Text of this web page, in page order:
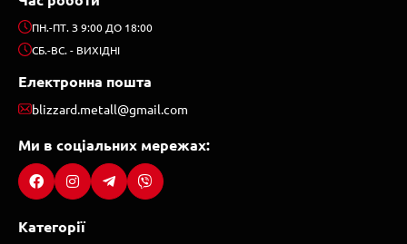
ПН.-ПТ. З 9:00 ДО 18:00
СБ.-ВС. - ВИХІДНІ
Електронна пошта
blizzard.metall@gmail.com
Ми в соціальних мережах:
Категорії